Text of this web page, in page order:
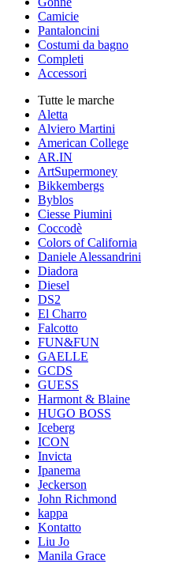
Camicie
Pantaloncini
Costumi da bagno
Completi
Accessori
Tutte le marche
Aletta
Alviero Martini
American College
AR.IN
ArtSupermoney
Bikkembergs
Byblos
Ciesse Piumini
Coccodè
Colors of California
Daniele Alessandrini
Diadora
Diesel
DS2
El Charro
Falcotto
FUN&FUN
GAELLE
GCDS
GUESS
Harmont & Blaine
HUGO BOSS
Iceberg
ICON
Invicta
Ipanema
Jeckerson
John Richmond
kappa
Kontatto
Liu Jo
Manila Grace